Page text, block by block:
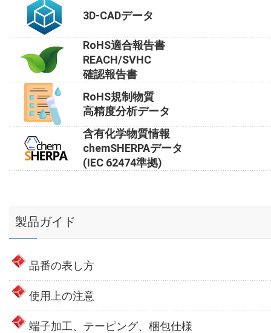
3D-CADデータ
RoHS適合報告書
REACH/SVHC
確認報告書
RoHS規制物質
高精度分析データ
含有化学物質情報
chemSHERPAデータ
(IEC 62474準拠)
製品ガイド
品番の表し方
使用上の注意
端子加工、テーピング、梱包仕様